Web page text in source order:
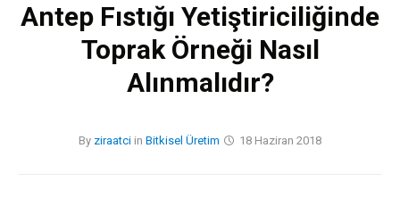
Antep Fıstığı Yetiştiriciliğinde
Toprak Örneği Nasıl
Alınmalıdır?
By ziraatci in Bitkisel Üretim 18 Haziran 2018